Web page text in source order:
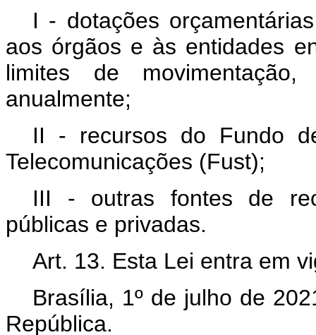
I - dotações
aos órgãos e às entidades
limites de
anualmente;
II - recursos do Fundo
Telecomunicações (Fust);
III - outras fontes de
públicas e privadas.
Art. 13. Esta Lei entra em
Brasília, 1º de julho de
República.